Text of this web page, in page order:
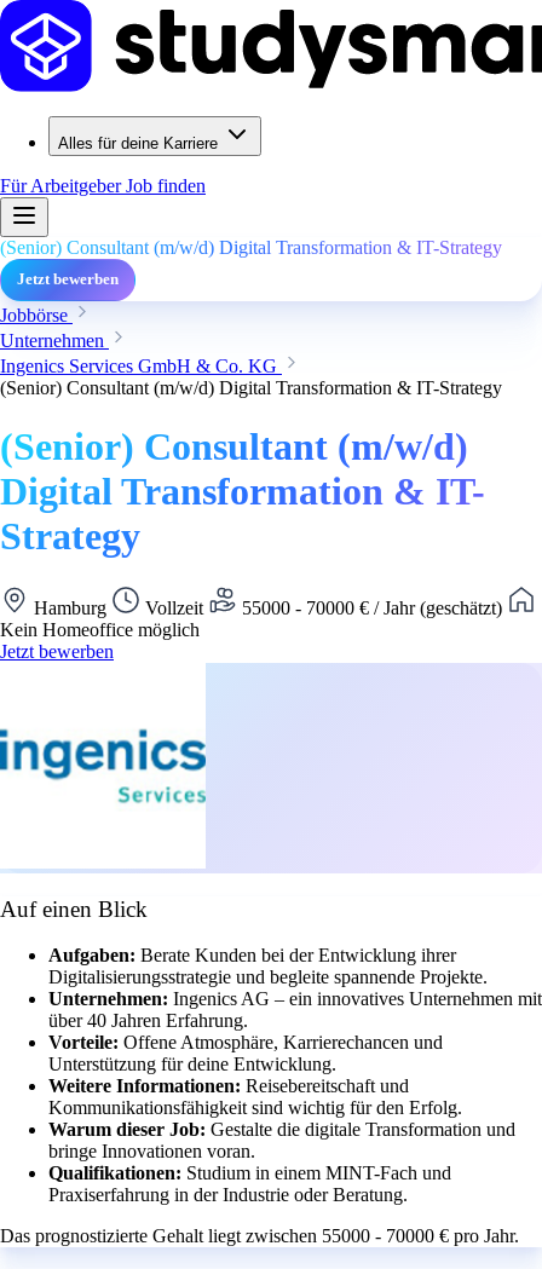
Alles für deine Karriere
Für ArbeitgeberJob finden
(Senior) Consultant (m/w/d) Digital Transformation & IT-Strategy
Jetzt bewerben
Jobbörse
Unternehmen
Ingenics Services GmbH & Co. KG
(Senior) Consultant (m/w/d) Digital Transformation & IT-Strategy
(Senior) Consultant (m/w/d)
Digital Transformation & IT-
Strategy
Hamburg Vollzeit
55000 - 70000 € / Jahr (geschätzt)
Kein Homeoffice möglich
Jetzt bewerben
Auf einen Blick
Aufgaben: Berate Kunden bei der Entwicklung ihrer
Digitalisierungsstrategie und begleite spannende Projekte.
Unternehmen: Ingenics AG – ein innovatives Unternehmen mit
über 40 Jahren Erfahrung.
Vorteile: Offene Atmosphäre, Karrierechancen und
Unterstützung für deine Entwicklung.
Weitere Informationen: Reisebereitschaft und
Kommunikationsfähigkeit sind wichtig für den Erfolg.
Warum dieser Job: Gestalte die digitale Transformation und
bringe Innovationen voran.
Qualifikationen: Studium in einem MINT-Fach und
Praxiserfahrung in der Industrie oder Beratung.
Das prognostizierte Gehalt liegt zwischen 55000 - 70000 € pro Jahr.